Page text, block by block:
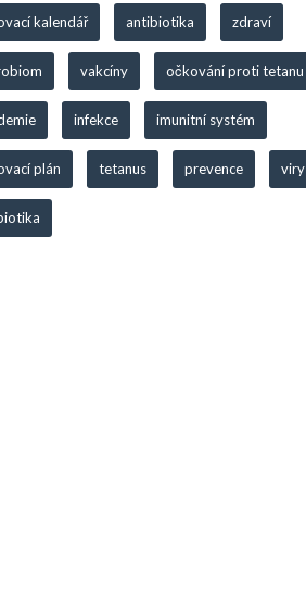
kalendář antibiotika zdraví
vakcíny očkování proti tetanu
infekce imunitní systém
plán tetanus prevence viry